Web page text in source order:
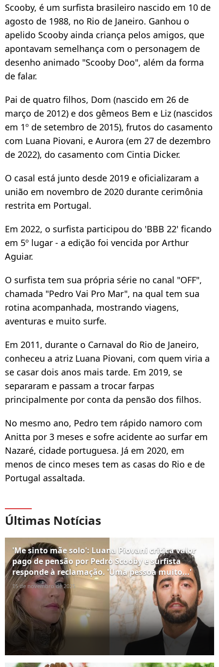
Scooby, é um surfista brasileiro nascido em 10 de
agosto de 1988, no Rio de Janeiro. Ganhou o
apelido Scooby ainda criança pelos amigos, que
apontavam semelhança com o personagem de
desenho animado "Scooby Doo", além da forma
de falar.
Pai de quatro filhos, Dom (nascido em 26 de
março de 2012) e dos gêmeos Bem e Liz (nascidos
em 1º de setembro de 2015), frutos do casamento
com Luana Piovani, e Aurora (em 27 de dezembro
de 2022), do casamento com Cintia Dicker.
O casal está junto desde 2019 e oficializaram a
união em novembro de 2020 durante cerimônia
restrita em Portugal.
Em 2022, o surfista participou do 'BBB 22' ficando
em 5º lugar - a edição foi vencida por Arthur
Aguiar.
O surfista tem sua própria série no canal "OFF",
chamada "Pedro Vai Pro Mar", na qual tem sua
rotina acompanhada, mostrando viagens,
aventuras e muito surfe.
Em 2011, durante o Carnaval do Rio de Janeiro,
conheceu a atriz Luana Piovani, com quem viria a
se casar dois anos mais tarde. Em 2019, se
separaram e passam a trocar farpas
principalmente por conta da pensão dos filhos.
No mesmo ano, Pedro tem rápido namoro com
Anitta por 3 meses e sofre acidente ao surfar em
Nazaré, cidade portuguesa. Já em 2020, em
menos de cinco meses tem as casas do Rio e de
Portugal assaltada.
Últimas Notícias
'Me sinto mãe solo': Luana Piovani critica valor
pago de pensão por Pedro Scooby e surfista
responde à reclamação. 'Uma pessoa muito...'
15 de novembro de 2025